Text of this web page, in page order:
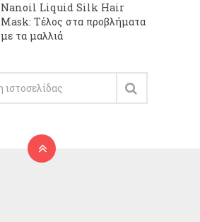
Nanoil Liquid Silk Hair
Mask: Τέλος στα προβλήματα
με τα μαλλιά